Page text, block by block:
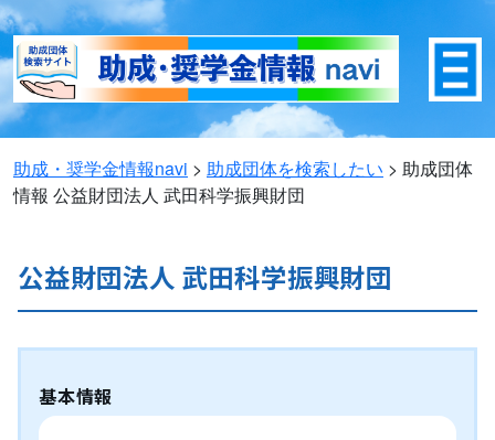
助成・奨学金情報navi > 助成団体を検索したい > 助成団体
情報 公益財団法人 武田科学振興財団
公益財団法人 武田科学振興財団
基本情報